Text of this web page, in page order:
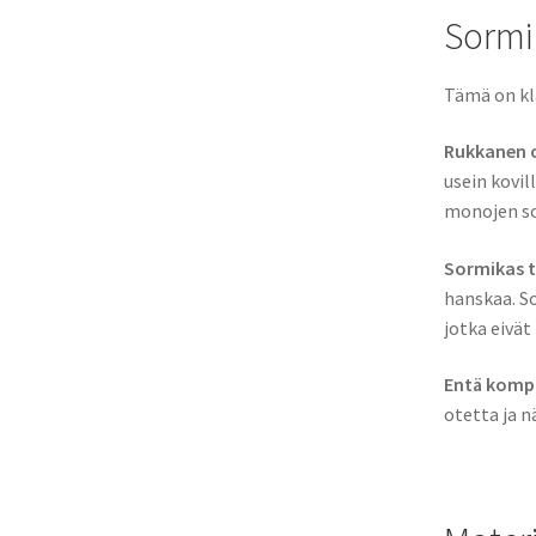
Tämä on
Rukkanen
usein
monojen
Sormikas
hanskaa.
jotka
Entä
otetta ja